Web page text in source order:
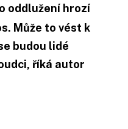
oddlužení hrozí
Může to vést k
budou lidé
říká autor